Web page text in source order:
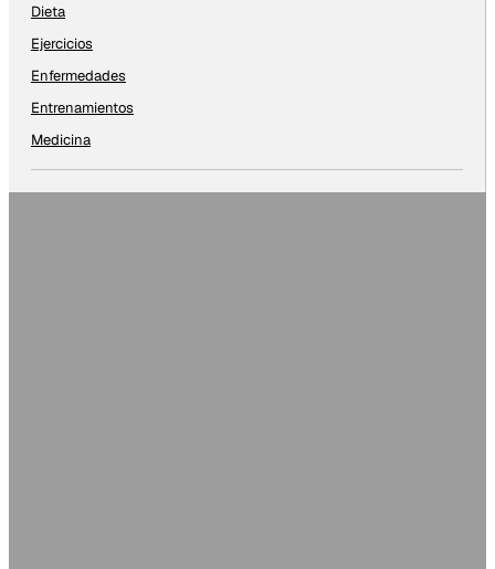
Dieta
Ejercicios
Enfermedades
Entrenamientos
Medicina